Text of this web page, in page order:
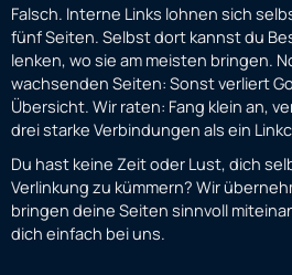
Falsch. Interne Links lohnen sich
fünf Seiten. Selbst dort kannst du
lenken, wo sie am meisten bringen.
wachsenden Seiten: Sonst verliert
Übersicht. Wir raten: Fang klein an,
drei starke Verbindungen als ein
Du hast keine Zeit oder Lust, dich
Verlinkung zu kümmern? Wir
bringen deine Seiten sinnvoll
dich einfach bei uns.